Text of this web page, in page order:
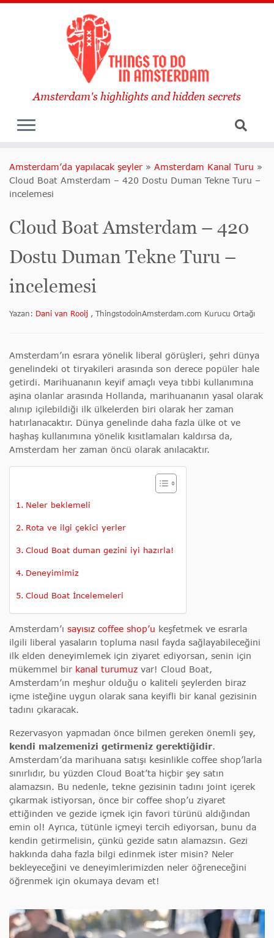
Amsterdam's highlights and hidden secrets
Amsterdam’da yapılacak şeyler » Amsterdam Kanal Turu »
Cloud Boat Amsterdam – 420 Dostu Duman Tekne Turu –
incelemesi
Cloud Boat Amsterdam – 420
Dostu Duman Tekne Turu –
incelemesi
Yazan: Dani van Rooij , ThingstodoinAmsterdam.com Kurucu Ortağı
Amsterdam’ın esrara yönelik liberal görüşleri, şehri dünya
genelindeki ot tiryakileri arasında son derece popüler hale
getirdi. Marihuananın keyif amaçlı veya tıbbi kullanımına
aşina olanlar arasında Hollanda, marihuananın yasal olarak
alınıp içilebildiği ilk ülkelerden biri olarak her zaman
hatırlanacaktır. Dünya genelinde daha fazla ülke ot ve
haşhaş kullanımına yönelik kısıtlamaları kaldırsa da,
Amsterdam her zaman öncü olarak anılacaktır.
Neler beklemeli
Rota ve ilgi çekici yerler
Cloud Boat duman gezini iyi hazırla!
Deneyimimiz
Cloud Boat İncelemeleri
Amsterdam’ı sayısız coffee shop’u keşfetmek ve esrarla
ilgili liberal yasaların topluma nasıl fayda sağlayabileceğini
ilk elden deneyimlemek için ziyaret ediyorsan, senin için
mükemmel bir kanal turumuz var! Cloud Boat,
Amsterdam’ın meşhur olduğu o kaliteli şeylerden biraz
içme isteğine uygun olarak sana keyifli bir kanal gezisinin
tadını çıkaracak.
Rezervasyon yapmadan önce bilmen gereken önemli şey,
kendi malzemenizi getirmeniz gerektiğidir.
Amsterdam’da marihuana satışı kesinlikle coffee shop’larla
sınırlıdır, bu yüzden Cloud Boat’ta hiçbir şey satın
alamazsın. Bu nedenle, tekne gezisinin tadını joint içerek
çıkarmak istiyorsan, önce bir coffee shop’u ziyaret
ettiğinden ve gezide içmek için favori türünü aldığından
emin ol! Ayrıca, tütünle içmeyi tercih ediyorsan, bunu da
kendin getirmelisin, çünkü gezide satın alamazsın. Gezi
hakkında daha fazla bilgi edinmek ister misin? Neler
bekleyeceğini ve deneyimlerimizden neler öğreneceğini
öğrenmek için okumaya devam et!